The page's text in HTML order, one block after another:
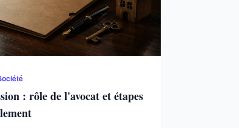
: rôle de l'avocat et étapes